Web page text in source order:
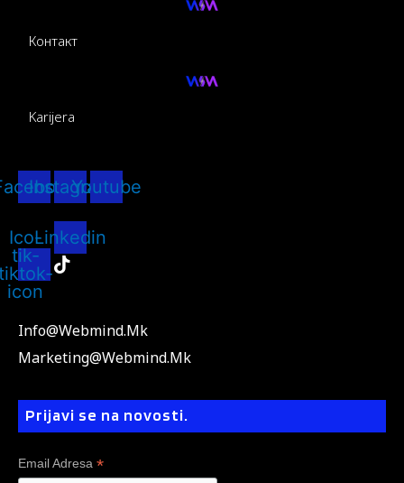
Контакт
Karijera
Instagram
Youtube
Ico-
tik-
icon
Linkedin
Info@webmind.mk
Marketing@webmind.mk
Prijavi se na novosti.
Email Adresa *